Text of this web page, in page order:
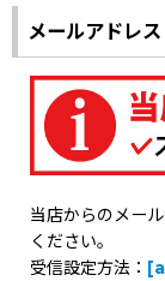
メールアドレス
当店からのメー
ください。
受信設定方法：